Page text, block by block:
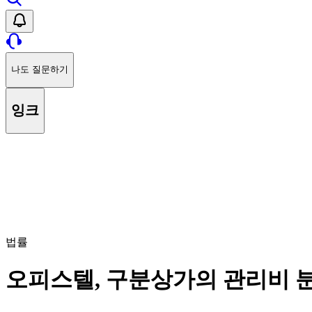
나도 질문하기
잉크
법률
오피스텔, 구분상가의 관리비